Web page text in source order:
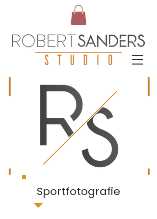
Sportfotografie